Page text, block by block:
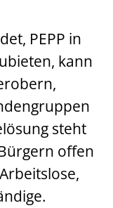
PEPP in
kann
steht
offen